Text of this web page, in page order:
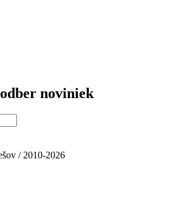
noviniek
/ 2010-2026